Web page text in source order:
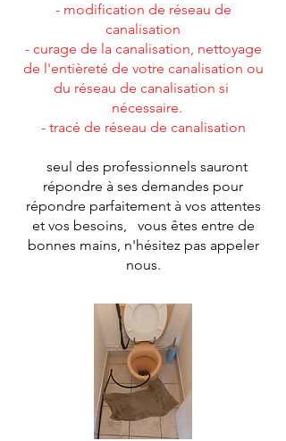
- modification de réseau de
canalisation
- curage de la canalisation, nettoyage
de l'entièreté de votre canalisation ou
du réseau de canalisation si
nécessaire.
- tracé de réseau de canalisation
seul des professionnels sauront
répondre à ses demandes pour
répondre parfaitement à vos attentes
et vos besoins, vous êtes entre de
bonnes mains, n'hésitez pas appeler
nous.